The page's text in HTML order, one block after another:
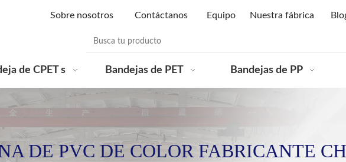
Sobre nosotros Contáctanos Equipo Nuestra fábrica
de CPET s Bandejas de PET Bandejas de PP
DE PVC DE COLOR FABRICANTE